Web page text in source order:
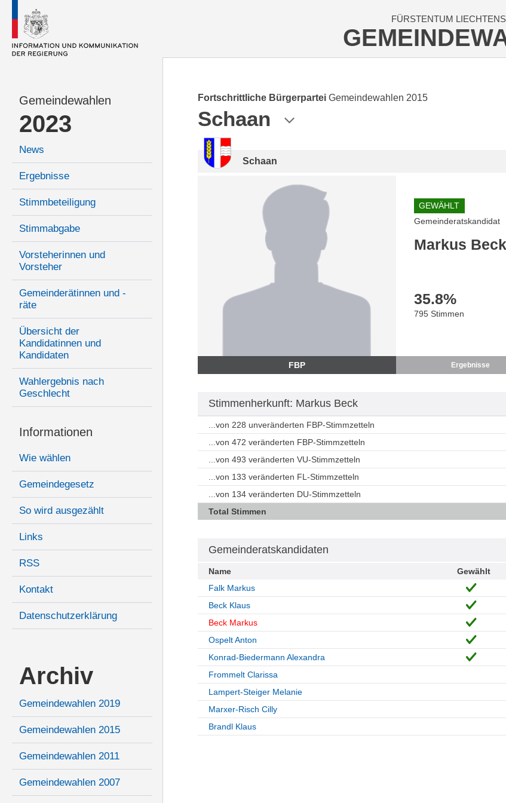
FÜRSTENTUM
Gemeindewahlen
2023
News
Ergebnisse
Stimmbeteiligung
Stimmabgabe
Vorsteherinnen und
Vorsteher
Gemeinderätinnen und -
räte
Übersicht der
Kandidatinnen und
Kandidaten
Wahlergebnis nach
Geschlecht
Informationen
Wie wählen
Gemeindegesetz
So wird ausgezählt
Links
RSS
Kontakt
Datenschutzerklärung
Archiv
Gemeindewahlen 2019
Gemeindewahlen 2015
Gemeindewahlen 2011
Gemeindewahlen 2007
Fortschrittliche Bürgerpartei Gemeindewahlen 2015
Schaan
Schaan
FBP
GEWÄHLT
Gemeinderatskandidat
Markus Beck
35.8%
795 Stimmen
Ergebnisse
Stimmenherkunft: Markus Beck
...von 228 unveränderten FBP-Stimmzetteln
...von 472 veränderten FBP-Stimmzetteln
...von 493 veränderten VU-Stimmzetteln
...von 133 veränderten FL-Stimmzetteln
...von 134 veränderten DU-Stimmzetteln
Total Stimmen
Gemeinderatskandidaten
Name Gewählt
Falk Markus
Beck Klaus
Beck Markus
Ospelt Anton
Konrad-Biedermann Alexandra
Frommelt Clarissa
Lampert-Steiger Melanie
Marxer-Risch Cilly
Brandl Klaus